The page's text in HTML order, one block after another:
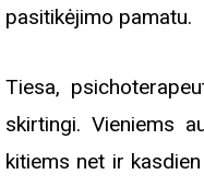
pasitikėjimo pamatu.
Tiesa,
skirtingi. Vieniems
kitiems net ir